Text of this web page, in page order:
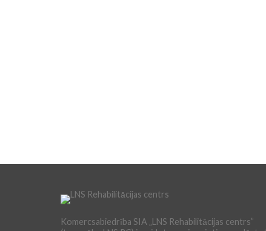
Komercsabiedrība SIA „LNS Rehabilitācijas centrs”